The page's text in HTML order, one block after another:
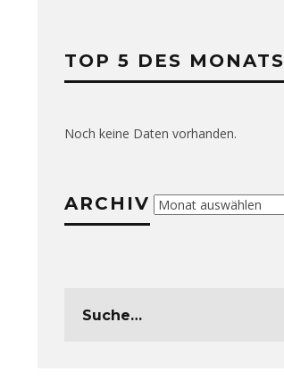
TOP 5 DES MONATS
Noch keine Daten vorhanden.
ARCHIV Archiv